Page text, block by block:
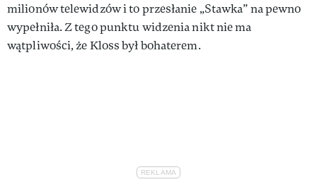
milionów telewidzów i to przesła­nie „Stawka” na pewno
wypełniła. Z tego punktu widzenia nikt nie ma
wątpliwości, że Kloss był bohate­rem.